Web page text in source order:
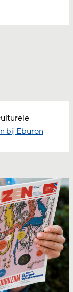
bij Eburon